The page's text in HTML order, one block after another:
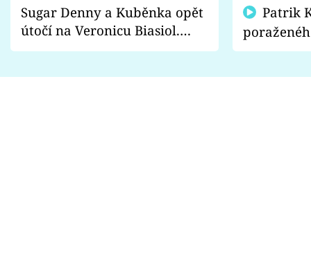
Sugar Denny a Kuběnka opět
útočí na Veronicu Biasiol.
Proč je podle nich falešná a
fanoušci